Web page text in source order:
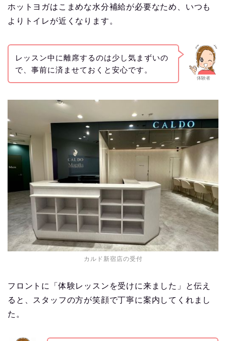
ホットヨガはこまめな水分補給が必要なため、いつも
よりトイレが近くなります。
体験者
レッスン中に離席するのは少し気まずいの
で、事前に済ませておくと安心です。
カルド新宿店の受付
フロントに「体験レッスンを受けに来ました」と伝え
ると、スタッフの方が笑顔で丁寧に案内してくれまし
た。